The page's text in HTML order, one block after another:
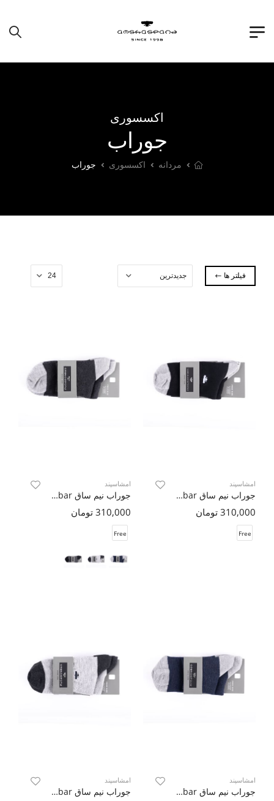
اکسسوری
جوراب
مردانه اکسسوری جوراب
فیلتر ها
امشاسپند
جوراب نیم ساق Hobar ( دو جفت )
310,000 تومان
Free
امشاسپند
جوراب نیم ساق Hobar ( دو جفت )
310,000 تومان
Free
امشاسپند
جوراب نیم ساق Hobar ( دو جفت )
امشاسپند
جوراب نیم ساق Hobar ( دو جفت )